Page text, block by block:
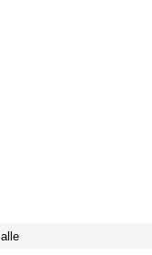
alle